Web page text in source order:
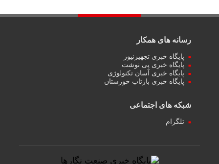
رسانه های همکار
پایگاه خبری تجهیزنیوز
پایگاه خبری پی نوشت
پایگاه خبری آسان تکنولوژی
پایگاه خبری بازتاب خوزستان
شبکه های اجتماعی
تلگرام